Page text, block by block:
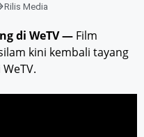
Rilis Media
di WeTV — Film
kini kembali tayang